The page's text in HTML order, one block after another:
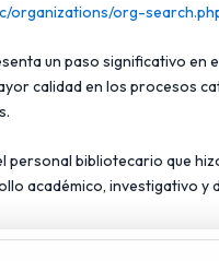
organizations/org-
un paso significativo en
calidad en los procesos
personal bibliotecario que
académico, investigativo y